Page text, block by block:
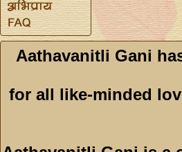
Aathavanitli Gani
for all like-minded